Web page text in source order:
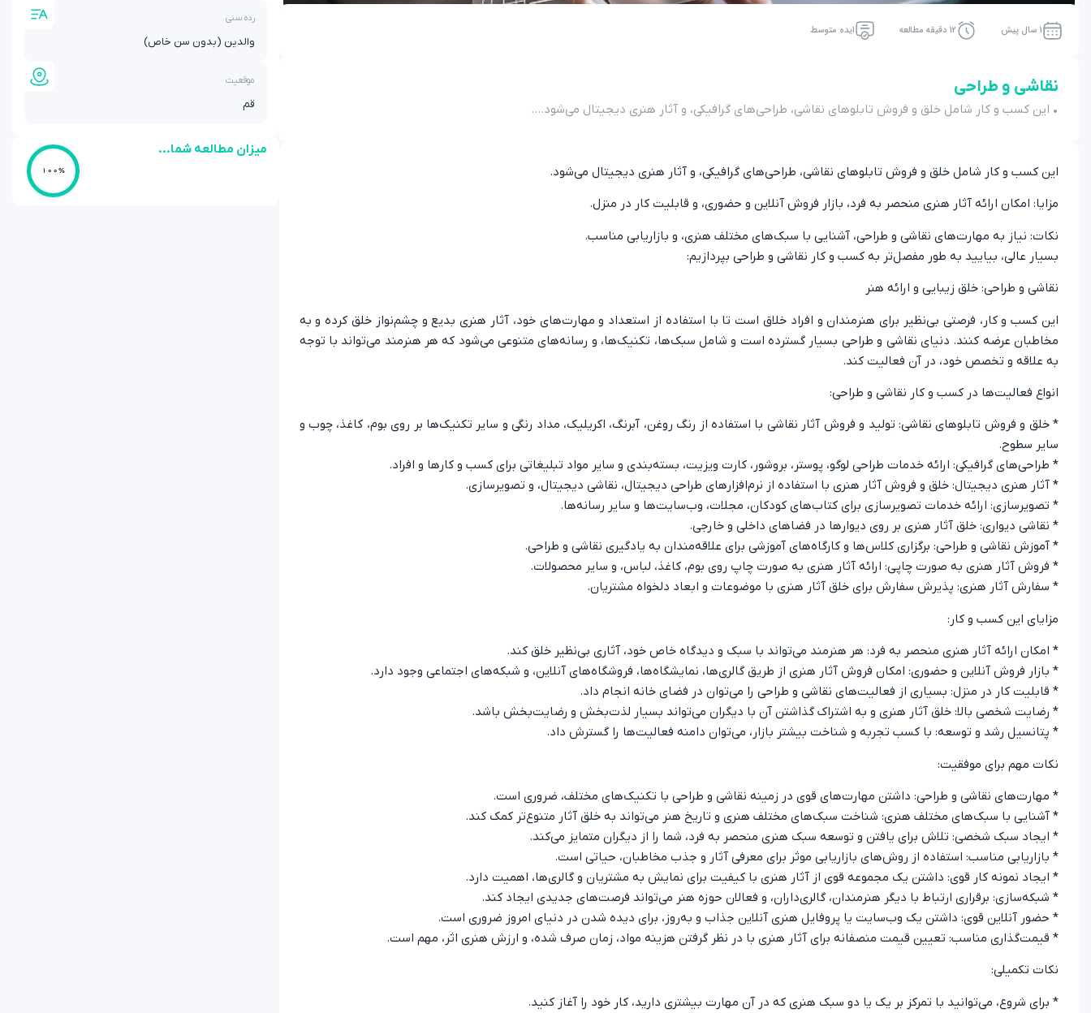
رده سنی
والدین (بدون سن خاص)
موقعیت
قم
میزان مطالعه شما...
100%
1 سال پیش 12 دقیقه مطالعه ایده متوسط
نقاشی و طراحی
• این کسب و کار شامل خلق و فروش تابلوهای نقاشی، طراحی‌های گرافیکی، و آثار هنری دیجیتال می‌شود....
این کسب و کار شامل خلق و فروش تابلوهای نقاشی، طراحی‌های گرافیکی، و آثار هنری دیجیتال می‌شود.
مزایا: امکان ارائه آثار هنری منحصر به فرد، بازار فروش آنلاین و حضوری، و قابلیت کار در منزل.
نکات: نیاز به مهارت‌های نقاشی و طراحی، آشنایی با سبک‌های مختلف هنری، و بازاریابی مناسب.
بسیار عالی، بیایید به طور مفصل‌تر به کسب و کار نقاشی و طراحی بپردازیم:
نقاشی و طراحی: خلق زیبایی و ارائه هنر
این کسب و کار، فرصتی بی‌نظیر برای هنرمندان و افراد خلاق است تا با استفاده از استعداد و مهارت‌های خود، آثار هنری بدیع و چشم‌نواز خلق کرده و به
مخاطبان عرضه کنند. دنیای نقاشی و طراحی بسیار گسترده است و شامل سبک‌ها، تکنیک‌ها، و رسانه‌های متنوعی می‌شود که هر هنرمند می‌تواند با توجه
به علاقه و تخصص خود، در آن فعالیت کند.
انواع فعالیت‌ها در کسب و کار نقاشی و طراحی:
* خلق و فروش تابلوهای نقاشی: تولید و فروش آثار نقاشی با استفاده از رنگ روغن، آبرنگ، اکریلیک، مداد رنگی و سایر تکنیک‌ها بر روی بوم، کاغذ، چوب و
سایر سطوح.
* طراحی‌های گرافیکی: ارائه خدمات طراحی لوگو، پوستر، بروشور، کارت ویزیت، بسته‌بندی و سایر مواد تبلیغاتی برای کسب و کارها و افراد.
* آثار هنری دیجیتال: خلق و فروش آثار هنری با استفاده از نرم‌افزارهای طراحی دیجیتال، نقاشی دیجیتال، و تصویرسازی.
* تصویرسازی: ارائه خدمات تصویرسازی برای کتاب‌های کودکان، مجلات، وب‌سایت‌ها و سایر رسانه‌ها.
* نقاشی دیواری: خلق آثار هنری بر روی دیوارها در فضاهای داخلی و خارجی.
* آموزش نقاشی و طراحی: برگزاری کلاس‌ها و کارگاه‌های آموزشی برای علاقه‌مندان به یادگیری نقاشی و طراحی.
* فروش آثار هنری به صورت چاپی: ارائه آثار هنری به صورت چاپ روی بوم، کاغذ، لباس، و سایر محصولات.
* سفارش آثار هنری: پذیرش سفارش برای خلق آثار هنری با موضوعات و ابعاد دلخواه مشتریان.
مزایای این کسب و کار:
* امکان ارائه آثار هنری منحصر به فرد: هر هنرمند می‌تواند با سبک و دیدگاه خاص خود، آثاری بی‌نظیر خلق کند.
* بازار فروش آنلاین و حضوری: امکان فروش آثار هنری از طریق گالری‌ها، نمایشگاه‌ها، فروشگاه‌های آنلاین، و شبکه‌های اجتماعی وجود دارد.
* قابلیت کار در منزل: بسیاری از فعالیت‌های نقاشی و طراحی را می‌توان در فضای خانه انجام داد.
* رضایت شخصی بالا: خلق آثار هنری و به اشتراک گذاشتن آن با دیگران می‌تواند بسیار لذت‌بخش و رضایت‌بخش باشد.
* پتانسیل رشد و توسعه: با کسب تجربه و شناخت بیشتر بازار، می‌توان دامنه فعالیت‌ها را گسترش داد.
نکات مهم برای موفقیت:
* مهارت‌های نقاشی و طراحی: داشتن مهارت‌های قوی در زمینه نقاشی و طراحی با تکنیک‌های مختلف، ضروری است.
* آشنایی با سبک‌های مختلف هنری: شناخت سبک‌های مختلف هنری و تاریخ هنر می‌تواند به خلق آثار متنوع‌تر کمک کند.
* ایجاد سبک شخصی: تلاش برای یافتن و توسعه سبک هنری منحصر به فرد، شما را از دیگران متمایز می‌کند.
* بازاریابی مناسب: استفاده از روش‌های بازاریابی موثر برای معرفی آثار و جذب مخاطبان، حیاتی است.
* ایجاد نمونه کار قوی: داشتن یک مجموعه قوی از آثار هنری با کیفیت برای نمایش به مشتریان و گالری‌ها، اهمیت دارد.
* شبکه‌سازی: برقراری ارتباط با دیگر هنرمندان، گالری‌داران، و فعالان حوزه هنر می‌تواند فرصت‌های جدیدی ایجاد کند.
* حضور آنلاین قوی: داشتن یک وب‌سایت یا پروفایل هنری آنلاین جذاب و به‌روز، برای دیده شدن در دنیای امروز ضروری است.
* قیمت‌گذاری مناسب: تعیین قیمت منصفانه برای آثار هنری با در نظر گرفتن هزینه مواد، زمان صرف شده، و ارزش هنری اثر، مهم است.
نکات تکمیلی:
* برای شروع، می‌توانید با تمرکز بر یک یا دو سبک هنری که در آن مهارت بیشتری دارید، کار خود را آغاز کنید.